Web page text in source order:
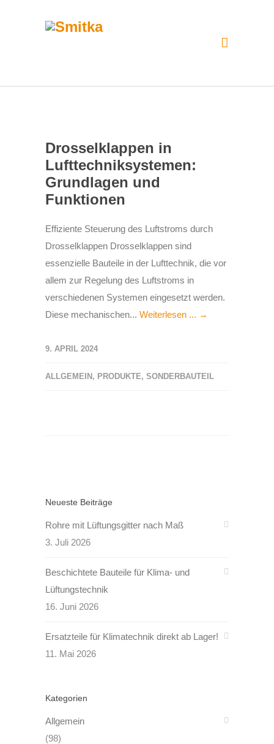
Drosselklappen in
Lufttechniksystemen:
Grundlagen und
Funktionen
Effiziente Steuerung des Luftstroms durch
Drosselklappen Drosselklappen sind
essenzielle Bauteile in der Lufttechnik, die vor
allem zur Regelung des Luftstroms in
verschiedenen Systemen eingesetzt werden.
Diese mechanischen... Weiterlesen ... →
9. APRIL 2024
ALLGEMEIN , PRODUKTE, SONDERBAUTEIL
Neueste Beiträge
Rohre mit Lüftungsgitter nach Maß
3. Juli 2026
Beschichtete Bauteile für Klima- und
Lüftungstechnik
16. Juni 2026
Ersatzteile für Klimatechnik direkt ab Lager!
11. Mai 2026
Kategorien
Allgemein
(98)